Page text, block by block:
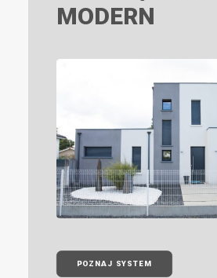
MODERN
POZNAJ SYSTEM